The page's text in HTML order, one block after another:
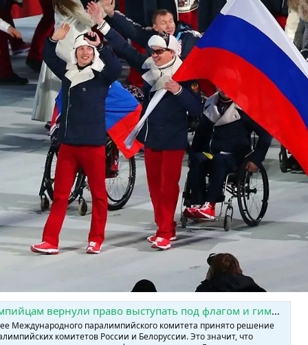
флагом и гимном. » SPORTCHAT - Новости спорта | Футбол | Онлайн трансляции | Чат | Результаты матчей | Спорт | Прогнозы на спорт
Международного паралимпийского комитета принято решение
комитетов России и Белоруссии. Это значит, что